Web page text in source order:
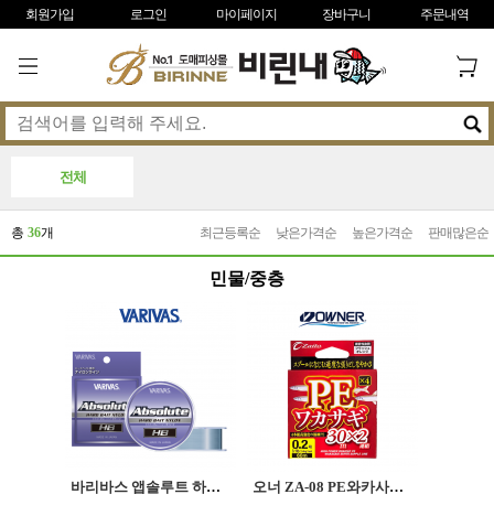
회원가입 로그인 마이페이지 장바구니 주문내역
전체
총 36개 최근등록순 낮은가격순 높은가격순 판매많은순
민물/중층
바리바스 앱솔루트 하드베이트 나일론 100M 오너 ZA-08 PE와카사기 30Mx2 4합사